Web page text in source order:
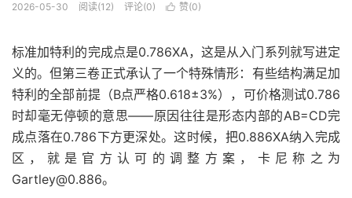
2026-05-30 阅读(12) 评论(0)  赞(0)
标准加特利的完成点是0.786XA，这是从入门系列就写进定
义的。但第三卷正式承认了一个特殊情形：有些结构满足加
特利的全部前提（B点严格0.618±3%），可价格测试0.786
时却毫无停顿的意思——原因往往是形态内部的AB=CD完
成点落在0.786下方更深处。这时候，把0.886XA纳入完成
区，就是官方认可的调整方案，卡尼称之为
Gartley@0.886。